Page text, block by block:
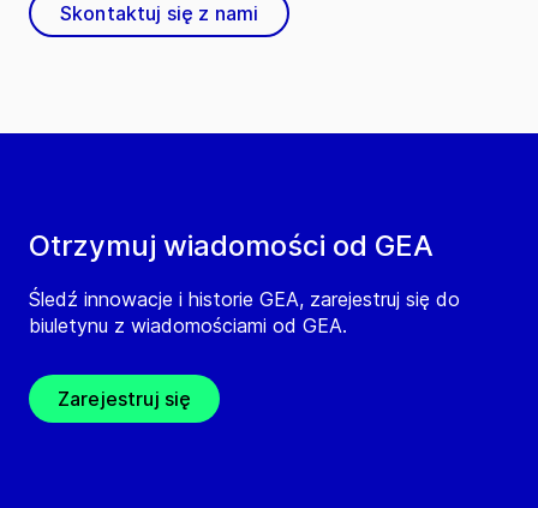
Otrzymuj wiadomości od GEA
Śledź innowacje i historie GEA, zarejestruj się do
biuletynu z wiadomościami od GEA.
Zarejestruj się
Skontaktuj się z nami